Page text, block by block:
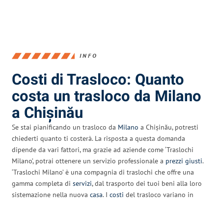
INFO
Costi di Trasloco: Quanto
costa un trasloco da Milano
a Chișinău
Se stai pianificando un trasloco da Milano a Chișinău, potresti
chiederti quanto ti costerà. La risposta a questa domanda
dipende da vari fattori, ma grazie ad aziende come ‘Traslochi
Milano’, potrai ottenere un servizio professionale a prezzi giusti.
‘Traslochi Milano’ è una compagnia di traslochi che offre una
gamma completa di servizi, dal trasporto dei tuoi beni alla loro
sistemazione nella nuova casa. I costi del trasloco variano in